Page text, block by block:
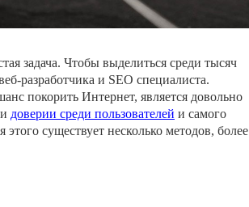
задача. Чтобы выделиться среди тысяч
разработчика и SEO специалиста.
покорить Интернет, является довольно
доверии среди пользователей и самого
существует несколько методов, более